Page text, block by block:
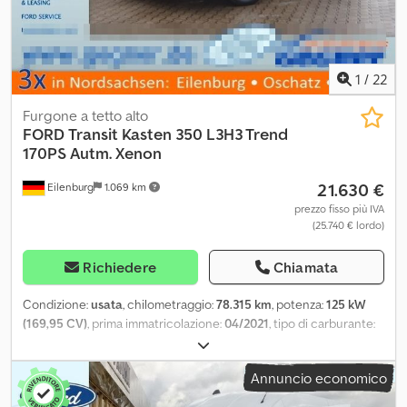
1 / 22
Eilenburg 1.069 km
Furgone a tetto alto
FORDTransit Kasten 350 L3H3 Trend
170PS Autm. Xenon
21.630 €
prezzo fisso più IVA
(25.740 € lordo)
Richiedere Chiamata
Condizione:usata, chilometraggio:78.315 km, potenza:125 kW
(169,95 CV) , prima immatricolazione:04/2021 , tipo di carburante:
3.500 kg
ingranaggio:automatico, classe di emissione:Euro 6, numero di
posti:3, Anno di produzione: 2021, Equipaggiamento:ABS, aria
condizionata, chiusura centralizzata, filtro antiparticolato,
Annuncio economico